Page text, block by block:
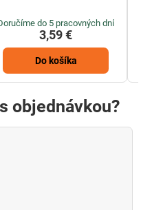
do 5 pracovných dní
3,59 €
Do košíka
objednávkou?